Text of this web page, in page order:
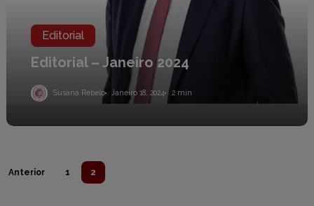
Editorial
Editorial – Janeiro 2024
Susana Rebelo Janeiro 18, 2024 2 min
Anterior 1 2